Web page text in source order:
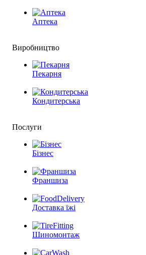
Аптека
Виробництво
Пекарня
Кондитерська
Послуги
Бізнес
Франшиза
Доставка їжі
Шиномонтаж